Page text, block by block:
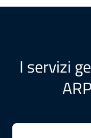
I servizi